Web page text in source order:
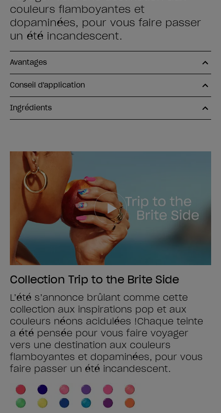
couleurs flamboyantes et
dopaminées, pour vous faire passer
un été incandescent.
Avantages
Conseil d'application
Ingrédients
Collection Trip to the Brite Side
L’été s’annonce brûlant comme cette
collection aux inspirations pop et aux
couleurs néons acidulées !​ Chaque teinte
a été pensée pour vous faire voyager
vers une destination aux couleurs
flamboyantes et dopaminées, pour vous
faire passer un été incandescent.